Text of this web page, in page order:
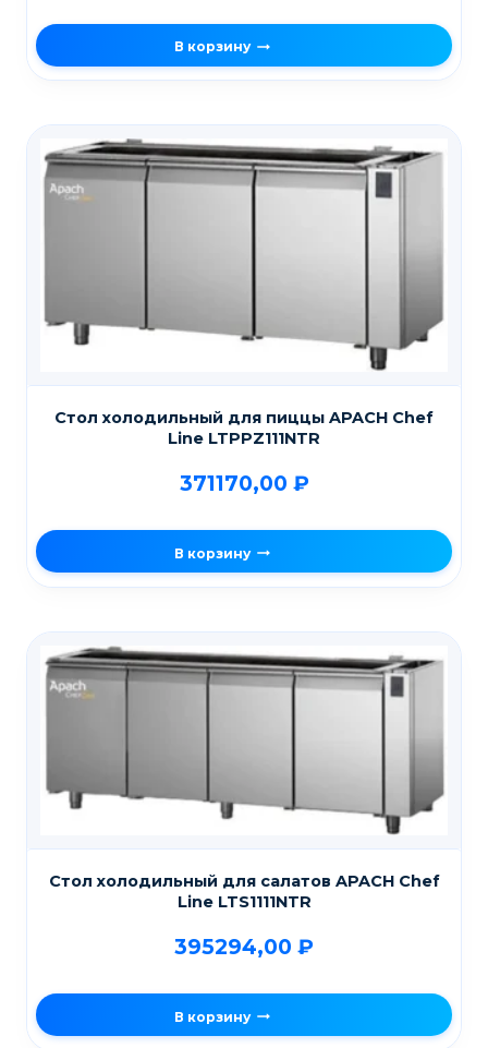
В корзину
Стол холодильный для пиццы APACH Chef
Line LTPPZ111NTR
371170,00 ₽
В корзину
Стол холодильный для салатов APACH Chef
Line LTS1111NTR
395294,00 ₽
В корзину